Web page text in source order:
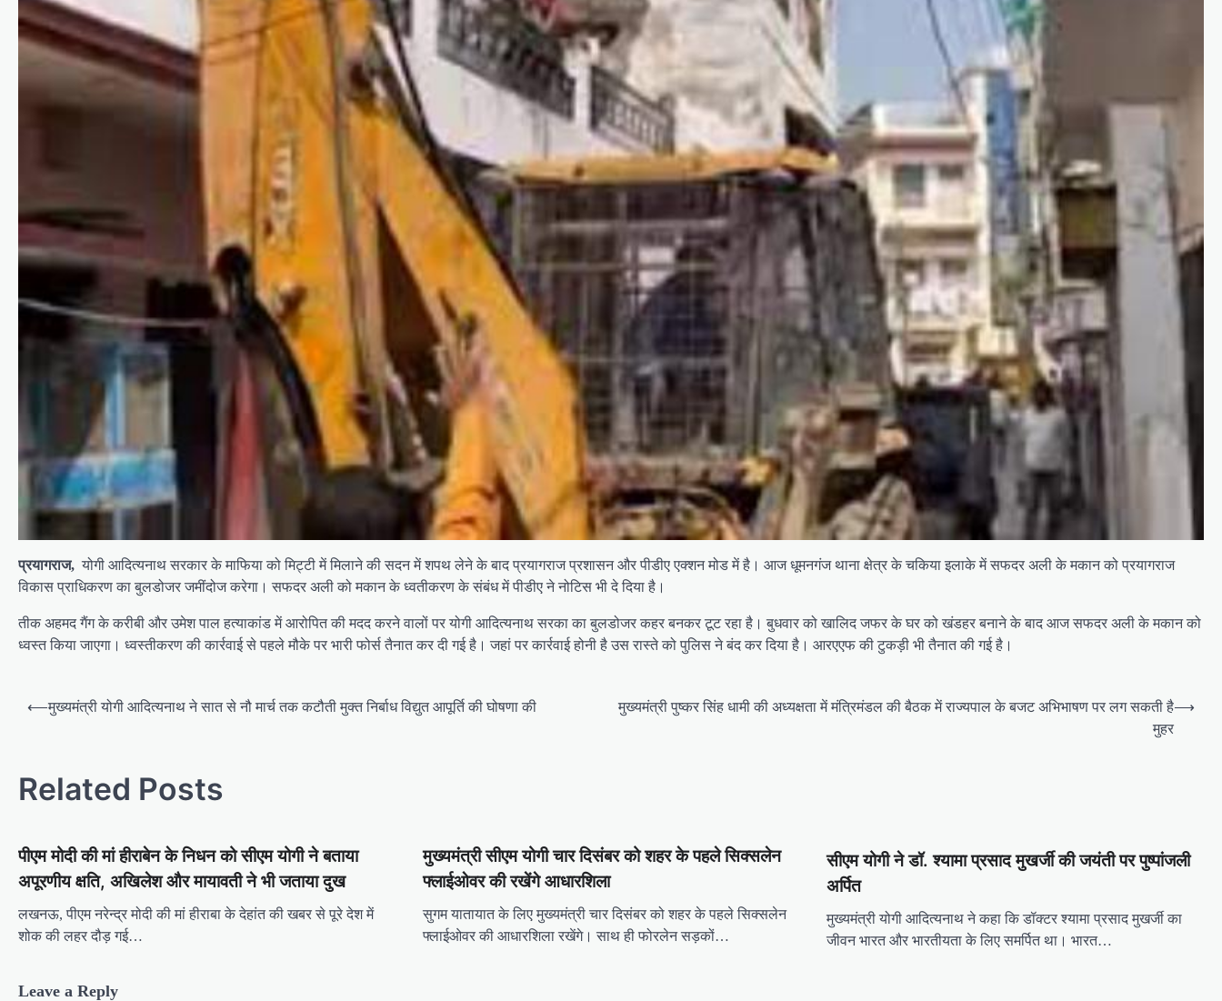
प्रयागराज,योगी आद‍ित्‍यनाथ सरकार के माफ‍िया को मिट्टी में म‍िलाने की सदन में शपथ लेने के बाद प्रयागराज प्रशासन और पीडीए एक्‍शन मोड में है। आज धूमनगंज थाना क्षेत्र के चक‍िया इलाके में सफदर अली के मकान को प्रयागराज
व‍िकास प्राध‍िकरण का बुलडोजर जमींदोज करेगा। सफदर अली को मकान के ध्‍वतीकरण के संबंध में पीडीए ने नोट‍िस भी दे द‍िया है।
तीक अहमद गैंग के करीबी और उमेश पाल हत्‍याकांड में आरोप‍ित की मदद करने वालों पर योगी आद‍ित्‍यनाथ सरका का बुलडोजर कहर बनकर टूट रहा है। बुधवार को खाल‍िद जफर के घर को खंडहर बनाने के बाद आज सफदर अली के मकान को
ध्‍वस्‍त क‍िया जाएगा। ध्‍वस्‍तीकरण की कार्रवाई से पहले मौके पर भारी फोर्स तैनात कर दी गई है। जहां पर कार्रवाई होनी है उस रास्‍ते को पुल‍िस ने बंद कर द‍िया है। आरएएफ की टुकड़ी भी तैनात की गई है।
t
a
g
t
⟵मुख्यमंत्री योगी आदित्यनाथ ने सात से नौ मार्च तक कटौती मुक्त निर्बाध विद्युत आपूर्ति की घोषणा की
मुख्यमंत्री पुष्कर सिंह धामी की अध्यक्षता में मंत्रिमंडल की बैठक में राज्यपाल के बजट अभिभाषण पर लग सकती है
मुहर
⟶
Related Posts
पीएम मोदी की मां हीराबेन के निधन को सीएम योगी ने बताया
अपूरणीय क्षति, अखिलेश और मायावती ने भी जताया दुख
लखनऊ, पीएम नरेन्‍द्र मोदी की मां हीराबा के देहांत की खबर से पूरे देश में
शोक की लहर दौड़ गई…
मुख्यमंत्री सीएम योगी चार दिसंबर को शहर के पहले सिक्सलेन
फ्लाईओवर की रखेंगे आधारशिला
सुगम यातायात के लिए मुख्यमंत्री चार दिसंबर को शहर के पहले सिक्सलेन
फ्लाईओवर की आधारशिला रखेंगे। साथ ही फोरलेन सड़कों…
सीएम योगी ने डॉ. श्यामा प्रसाद मुखर्जी की जयंती पर पुष्पांजली
अर्पित
मुख्यमंत्री योगी आदित्यनाथ ने कहा कि डॉक्टर श्यामा प्रसाद मुखर्जी का
जीवन भारत और भारतीयता के लिए समर्पित था। भारत…
Leave a Reply